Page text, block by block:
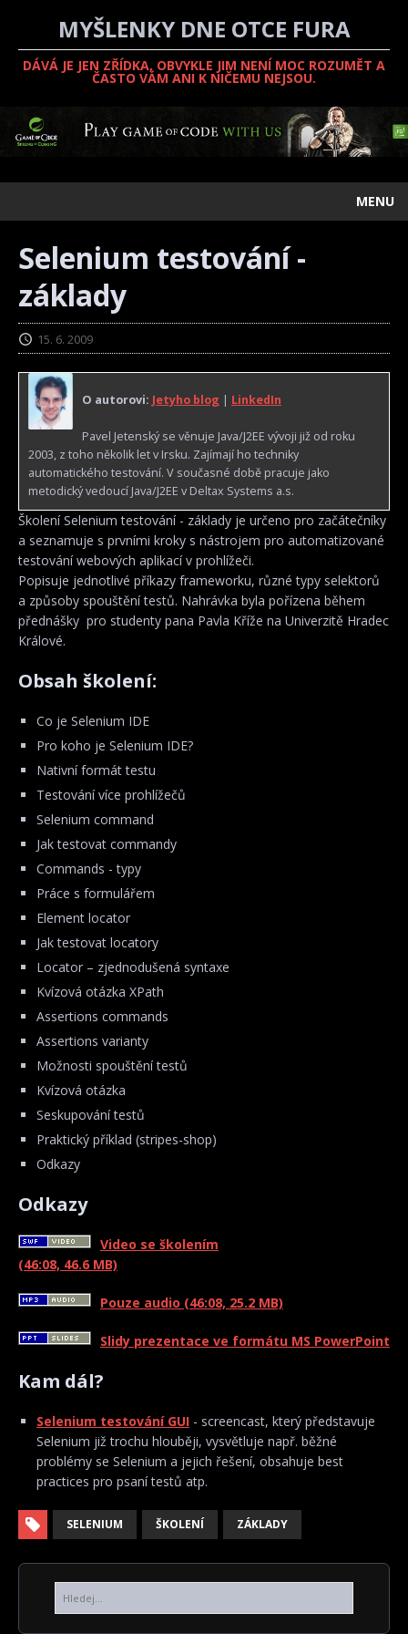
MYŠLENKY DNE OTCE FURA
DÁVÁ JE JEN ZŘÍDKA, OBVYKLE JIM NENÍ MOC ROZUMĚT A
ČASTO VÁM ANI K NIČEMU NEJSOU.
MENU
Selenium testování -
základy
15. 6. 2009
O autorovi: Jetyho blog | LinkedIn
Pavel Jetenský se věnuje Java/J2EE vývoji již od roku
2003, z toho několik let v Irsku. Zajímají ho techniky
automatického testování. V současné době pracuje jako
metodický vedoucí Java/J2EE v Deltax Systems a.s.
Školení Selenium testování - základy je určeno pro začátečníky
a seznamuje s prvními kroky s nástrojem pro automatizované
testování webových aplikací v prohlížeči.
Popisuje jednotlivé příkazy frameworku, různé typy selektorů
a způsoby spouštění testů. Nahrávka byla pořízena během
přednášky pro studenty pana Pavla Kříže na Univerzitě Hradec
Králové.
Obsah školení:
Co je Selenium IDE
Pro koho je Selenium IDE?
Nativní formát testu
Testování více prohlížečů
Selenium command
Jak testovat commandy
Commands - typy
Práce s formulářem
Element locator
Jak testovat locatory
Locator – zjednodušená syntaxe
Kvízová otázka XPath
Assertions commands
Assertions varianty
Možnosti spouštění testů
Kvízová otázka
Seskupování testů
Praktický příklad (stripes-shop)
Odkazy
Odkazy
Video se školením
(46:08, 46.6 MB)
Pouze audio (46:08, 25.2 MB)
Slidy prezentace ve formátu MS PowerPoint
Kam dál?
Selenium testování GUI - screencast, který představuje
Selenium již trochu hlouběji, vysvětluje např. běžné
problémy se Selenium a jejich řešení, obsahuje best
practices pro psaní testů atp.
SELENIUM ŠKOLENÍ ZÁKLADY